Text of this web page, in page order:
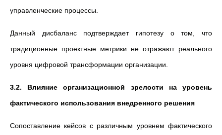
управленческие процессы.
Данный дисбаланс подтверждает гипотезу о том, что
традиционные проектные метрики не отражают реального
уровня цифровой трансформации организации.
3.2. Влияние организационной зрелости на уровень
фактического использования внедренного решения
Сопоставление кейсов с различным уровнем фактического